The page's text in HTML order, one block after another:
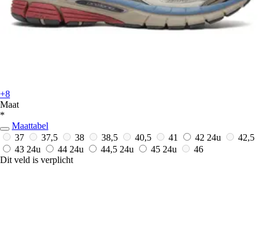
+8
Maat
*
Maattabel
37
37,5 38 38,5 40,5 41 42 24u
42,5
43 24u 44 24u 44,5 24u 45 24u
46
Dit veld is verplicht